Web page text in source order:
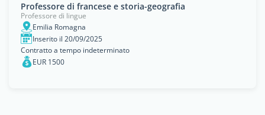
Professore di francese e storia-geografia
Professore di lingue
Emilia Romagna
Inserito il 20/09/2025
Contratto a tempo indeterminato
EUR 1500